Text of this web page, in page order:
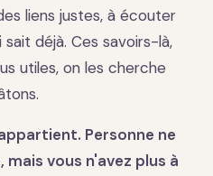
liens justes, à écouter
déjà. Ces savoirs-là,
utiles, on les cherche
Personne ne
vous n'avez plus à